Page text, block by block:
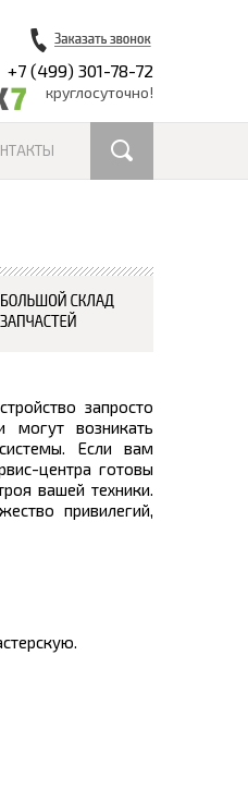
+7 (499) 301-78-72
круглосуточно!
запросто
возникать
Если вам
центра готовы
вашей техники.
привилегий,